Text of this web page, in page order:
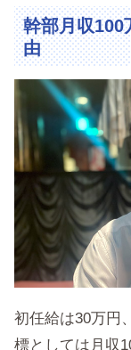
幹部月収100
由
初任給は30万円
標としては月収